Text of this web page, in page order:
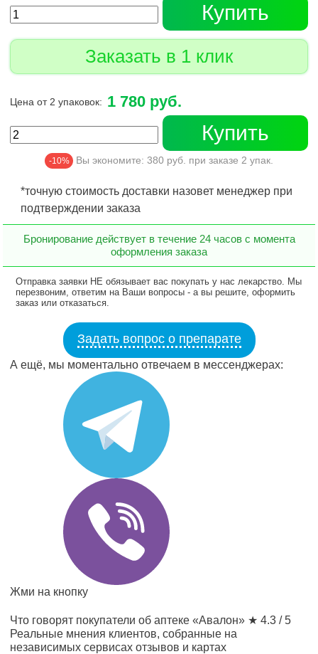
Купить
Заказать в 1 клик
Цена от 2 упаковок: 1 780 руб.
Купить
-10% Вы экономите: 380 руб. при заказе 2 упак.
*точную стоимость доставки назовет менеджер при
подтверждении заказа
Бронирование действует в течение 24 часов с момента
оформления заказа
Отправка заявки НЕ обязывает вас покупать у нас лекарство. Мы
перезвоним, ответим на Ваши вопросы - а вы решите, оформить
заказ или отказаться.
Задать вопрос о препарате
А ещё, мы моментально отвечаем в мессенджерах:
Жми на кнопку
Что говорят покупатели об аптеке «Авалон» ★ 4.3 / 5
Реальные мнения клиентов, собранные на
независимых сервисах отзывов и картах